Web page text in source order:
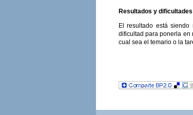
Resultados y dificultades
El resultado está
dificultad para ponerla en
cual sea el temario o la